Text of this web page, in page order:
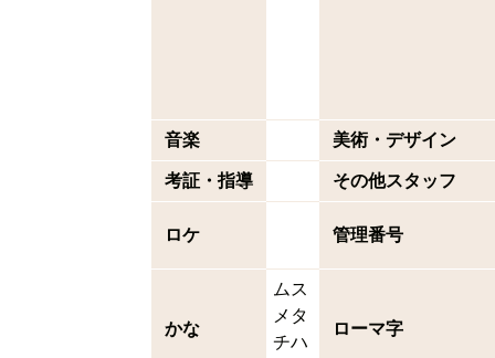
音楽 美術・デザイン
考証・指導 その他スタッフ
ロケ 管理番号
かな
ムス
メタ
チハ
ローマ字